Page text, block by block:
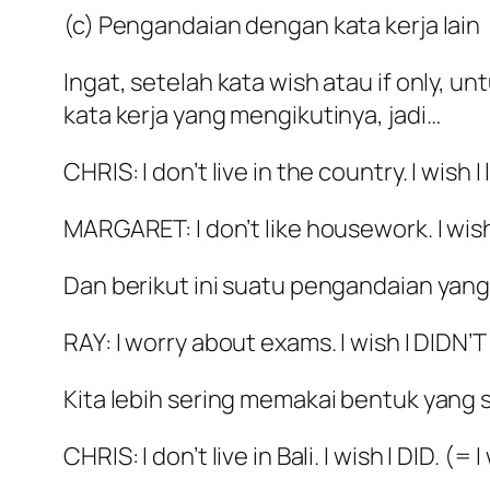
(c) Pengandaian dengan kata kerja lain
Ingat, setelah kata wish atau if only,
kata kerja yang mengikutinya, jadi…
CHRIS: I don’t live in the country. I wish
MARGARET: I don’t like housework. I
Dan berikut ini suatu pengandaian
RAY: I worry about exams. I wish I
Kita lebih sering memakai bentuk
CHRIS: I don’t live in Bali. I wish I DID. (=